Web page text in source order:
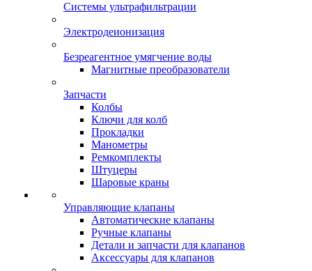
Системы ультрафильтрации
Электродеионизация
Безреагентное умягчение воды
Магнитные преобразователи
Запчасти
Колбы
Ключи для колб
Прокладки
Манометры
Ремкомплекты
Штуцеры
Шаровые краны
Управляющие клапаны
Автоматические клапаны
Ручные клапаны
Детали и запчасти для клапанов
Аксессуары для клапанов